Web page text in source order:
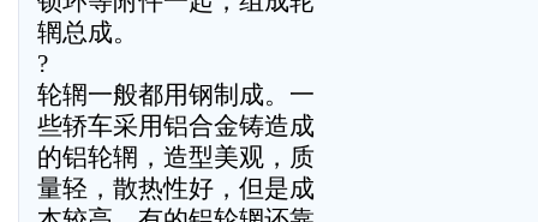
辋总成。
?
轮辋一般都用钢制成。一
些轿车采用铝合金铸造成
的铝轮辋，造型美观，质
量轻，散热性好，但是成